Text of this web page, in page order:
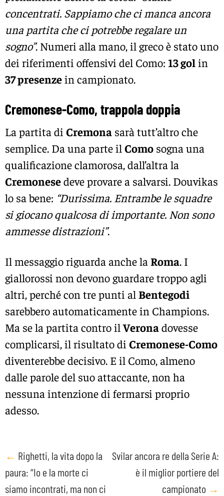
concentrati. Sappiamo che ci manca ancora
una partita che ci potrebbe regalare un
sogno”. Numeri alla mano, il greco è stato uno
dei riferimenti offensivi del Como: 13 golin
37 presenzein campionato.
Cremonese-Como, trappola doppia
La partita di Cremona sarà tutt’altro che
semplice. Da una parte il Como sogna una
qualificazione clamorosa, dall’altra la
Cremonesedeve provare a salvarsi. Douvikas
lo sa bene: “Durissima. Entrambe le squadre
si giocano qualcosa di importante. Non sono
ammesse distrazioni”.
Il messaggio riguarda anche la Roma. I
giallorossi non devono guardare troppo agli
altri, perché con tre punti al Bentegodi
sarebbero automaticamente in Champions.
Ma se la partita contro ilVeronadovesse
complicarsi, il risultato di Cremonese-Como
diventerebbe decisivo. E il Como, almeno
dalle parole del suo attaccante, non ha
nessuna intenzione di fermarsi proprio
adesso.
Post
navigation
← Righetti, la vita dopo la
paura: “Io e la morte ci
siamo incontrati, ma non ci
Svilar ancora re della Serie A:
è il miglior portiere del
campionato →